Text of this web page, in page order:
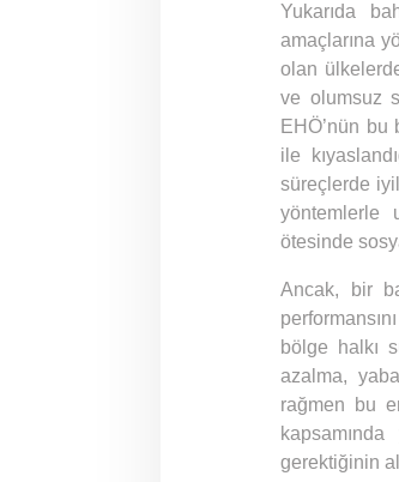
Yukarıda
amaçlarına
olan
ve olumsuz
EHÖ’nün bu
ile
süreçlerde
yöntemlerle
ötesinde
Ancak, bir
bölge halkı
azalma,
rağmen bu
gerektiğinin